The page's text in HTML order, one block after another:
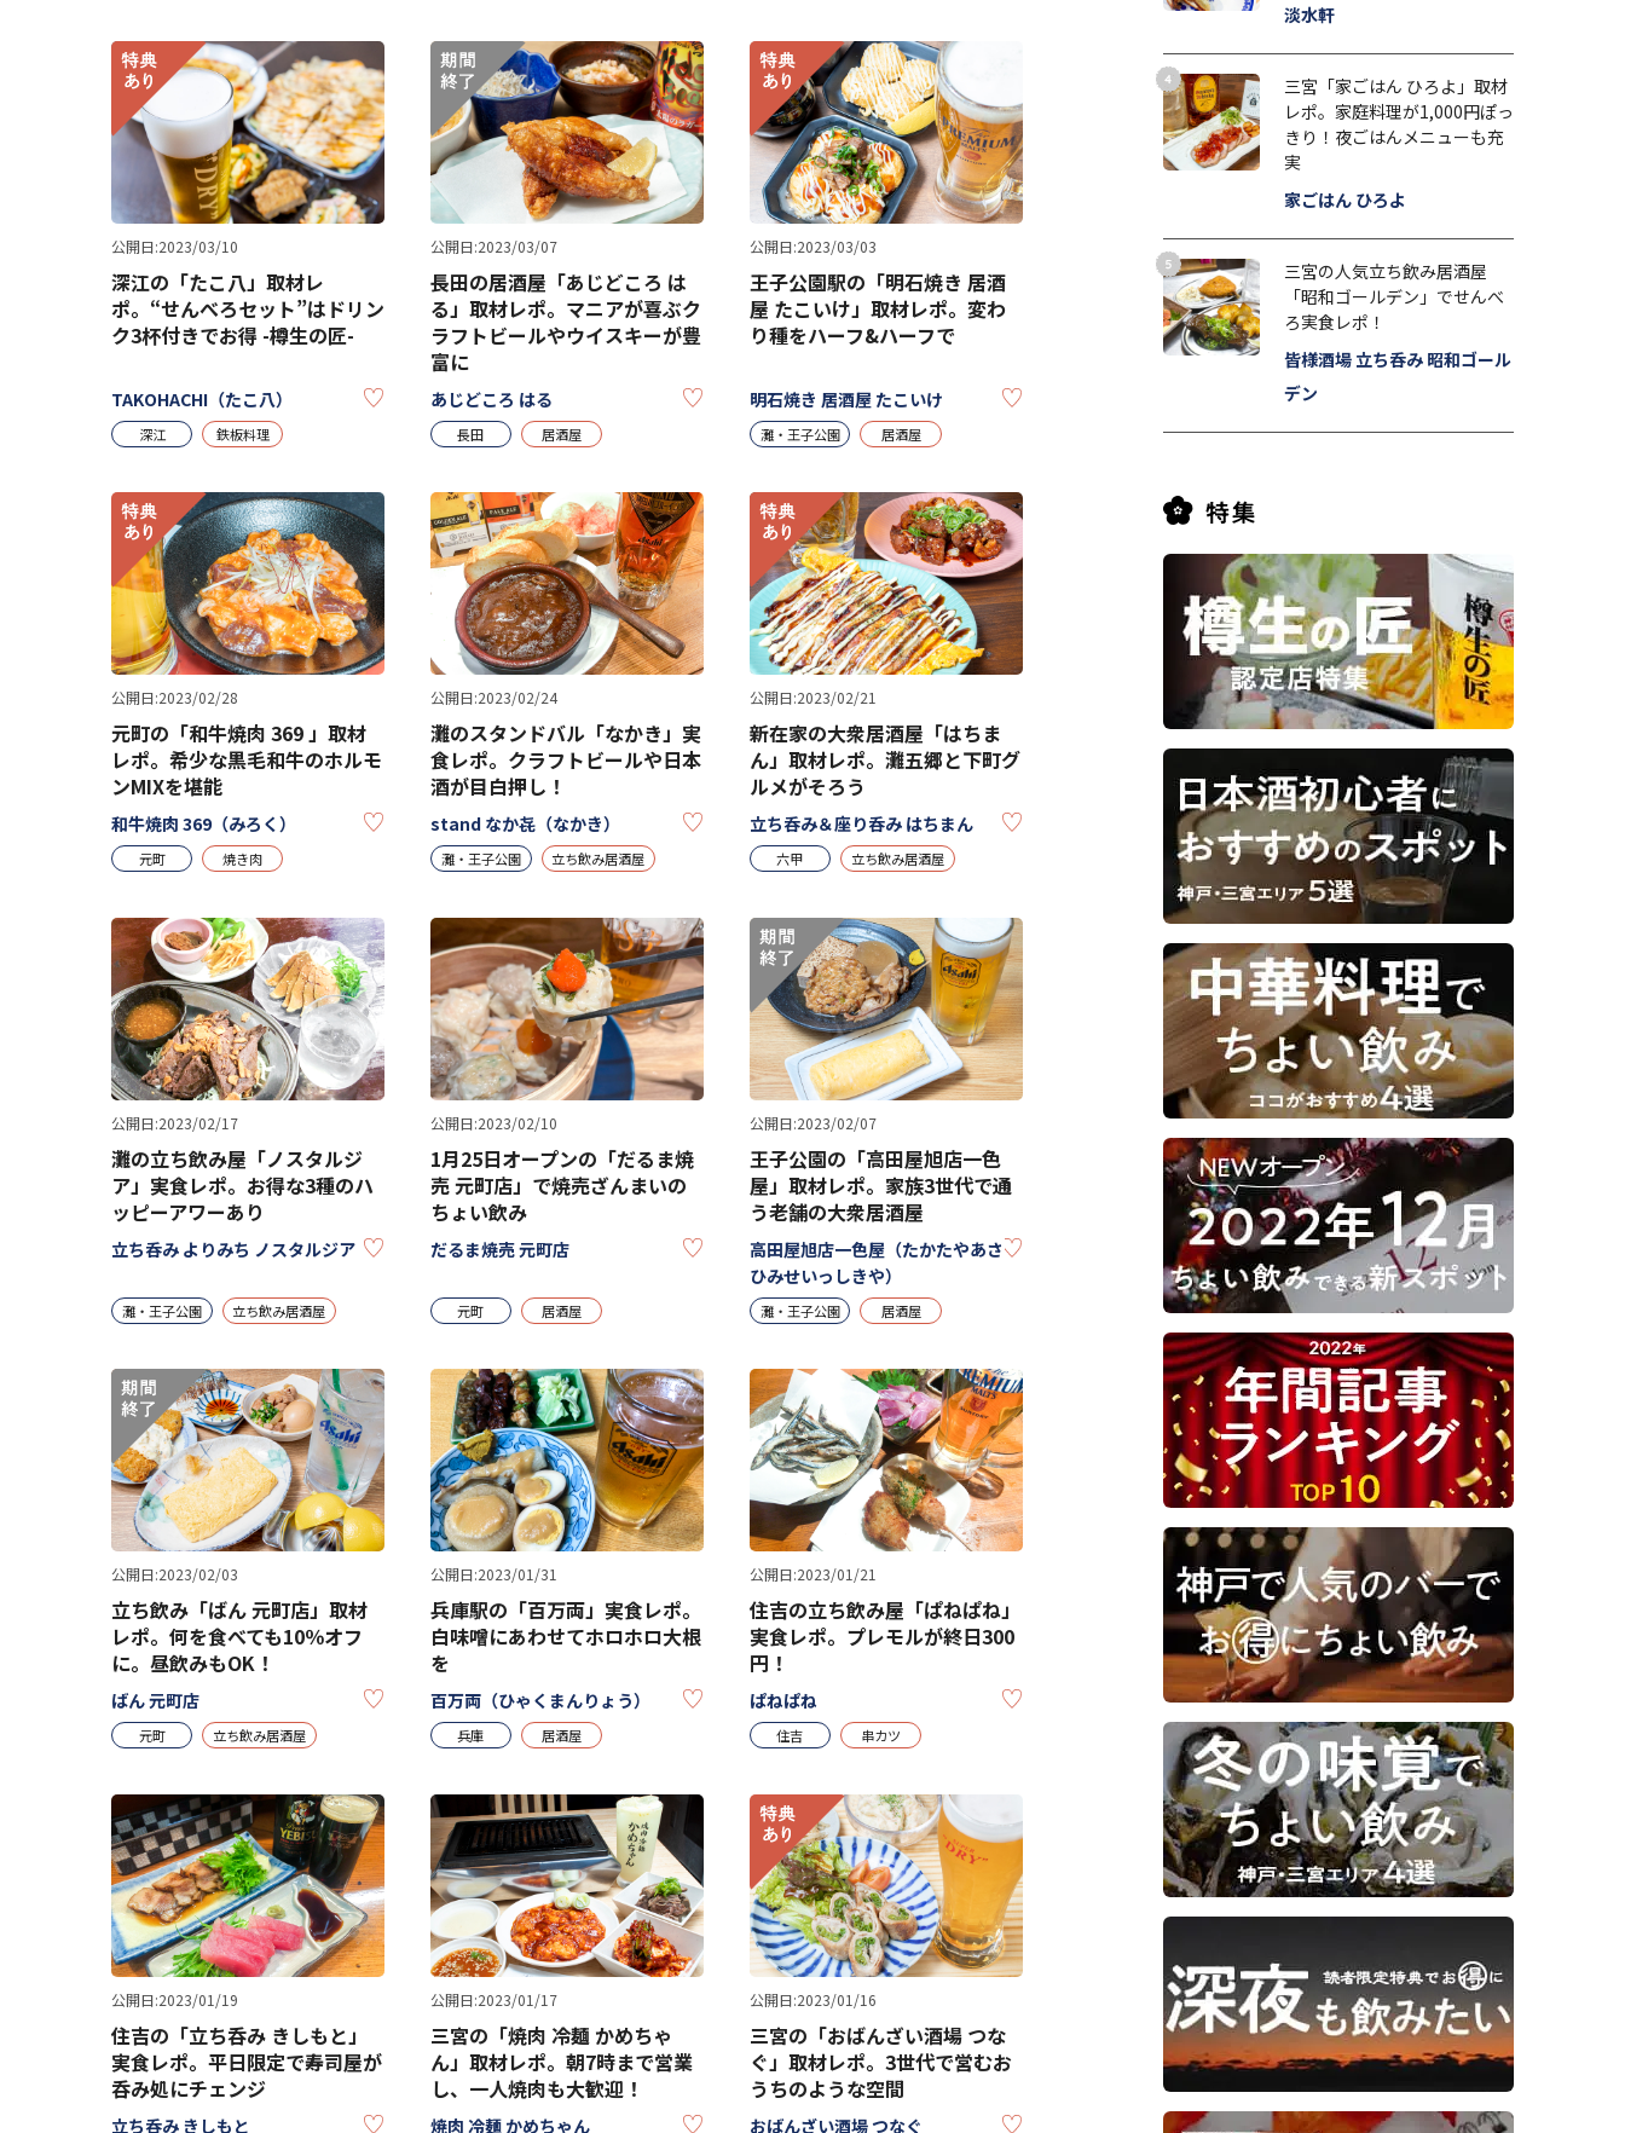
公開日:2023/03/10
深江の「たこ八」取材レ
ポ。“せんべろセット”はドリン
ク3杯付きでお得 -樽生の匠-
TAKOHACHI（たこ八）
深江 鉄板料理
公開日:2023/03/07
長田の居酒屋「あじどころ は
る」取材レポ。マニアが喜ぶク
ラフトビールやウイスキーが豊
富に
あじどころ はる
長田 居酒屋
公開日:2023/03/03
王子公園駅の「明石焼き 居酒
屋 たこいけ」取材レポ。変わ
り種をハーフ&ハーフで
明石焼き 居酒屋 たこいけ
灘・王子公園 居酒屋
公開日:2023/02/28
元町の「和牛焼肉 369 」取材
レポ。希少な黒毛和牛のホルモ
ンMIXを堪能
和牛焼肉 369（みろく） KEEP
元町 焼き肉
公開日:2023/02/24
灘のスタンドバル「なかき」実
食レポ。クラフトビールや日本
酒が目白押し！
stand なか㐂（なかき）
灘・王子公園 立ち飲み居酒屋
公開日:2023/02/21
新在家の大衆居酒屋「はちま
ん」取材レポ。灘五郷と下町グ
ルメがそろう
立ち呑み＆座り呑み はちまん
六甲 立ち飲み居酒屋
公開日:2023/02/17
灘の立ち飲み屋「ノスタルジ
ア」実食レポ。お得な3種のハ
ッピーアワーあり
立ち呑み よりみち ノスタルジア KEEP
灘・王子公園 立ち飲み居酒屋
公開日:2023/02/10
1月25日オープンの「だるま焼
売 元町店」で焼売ざんまいの
ちょい飲み
だるま焼売 元町店 KEEP
元町 居酒屋
公開日:2023/02/07
王子公園の「高田屋旭店一色
屋」取材レポ。家族3世代で通
う老舗の大衆居酒屋
高田屋旭店一色屋（たかたやあさ
ひみせいっしきや）
灘・王子公園 居酒屋
公開日:2023/02/03
立ち飲み「ばん 元町店」取材
レポ。何を食べても10％オフ
に。昼飲みもOK！
ばん 元町店 KEEP
元町 立ち飲み居酒屋
公開日:2023/01/31
兵庫駅の「百万両」実食レポ。
白味噌にあわせてホロホロ大根
を
百万両（ひゃくまんりょう）
兵庫 居酒屋
公開日:2023/01/21
住吉の立ち飲み屋「ぱねぱね」
実食レポ。プレモルが終日300
円！
ぱねぱね
住吉 串カツ
公開日:2023/01/19
住吉の「立ち呑み きしもと」
実食レポ。平日限定で寿司屋が
呑み処にチェンジ
立ち呑み きしもと KEEP
公開日:2023/01/17
三宮の「焼肉 冷麺 かめちゃ
ん」取材レポ。朝7時まで営業
し、一人焼肉も大歓迎！
焼肉 冷麺 かめちゃん
公開日:2023/01/16
三宮の「おばんざい酒場 つな
ぐ」取材レポ。3世代で営むお
うちのような空間
おばんざい酒場 つなぐ
淡水軒
三宮「家ごはん ひろよ」取材
レポ。家庭料理が1,000円ぽっ
きり！夜ごはんメニューも充
実
家ごはん ひろよ
三宮の人気立ち飲み居酒屋
「昭和ゴールデン」でせんべ
ろ実食レポ！
皆様酒場 立ち呑み 昭和ゴール
デン